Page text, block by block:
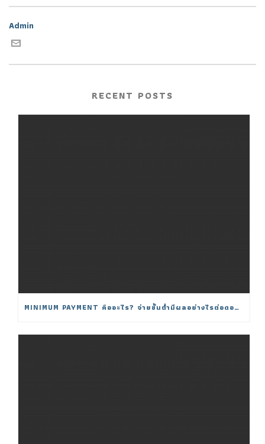
Admin
RECENT POSTS
MINIMUM PAYMENT คืออะไร? จ่ายขั้นต่ำมีผลอย่างไรต่อดอกเบี้ย